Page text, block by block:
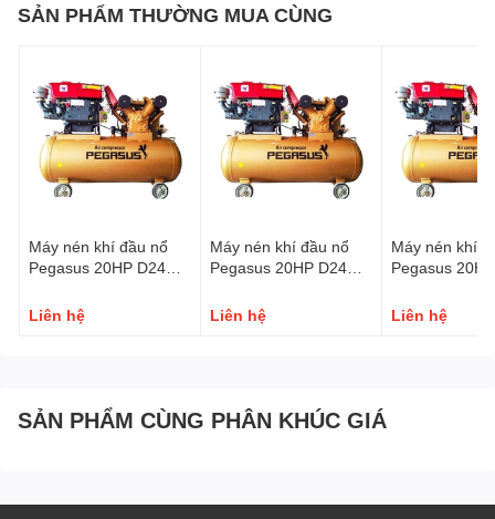
SẢN PHẨM THƯỜNG MUA CÙNG
Máy nén khí đầu nổ
Pegasus 20HP D24
Liên hệ
Máy nén khí đầu nổ
Pegasus 20HP D24
Liên hệ
Máy nén khí
Pegasus
Liên hệ
SẢN PHẨM CÙNG PHÂN KHÚC GIÁ